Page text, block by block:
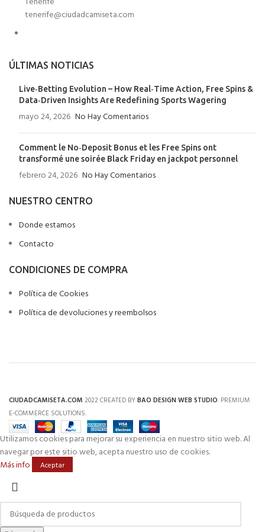
tenerife@ciudadcamiseta.com
ÚLTIMAS NOTICIAS
Live‑Betting Evolution – How Real‑Time Action, Free Spins &
Data‑Driven Insights Are Redefining Sports Wagering
mayo 24, 2026 No Hay Comentarios
Comment le No‑Deposit Bonus et les Free Spins ont
transformé une soirée Black Friday en jackpot personnel
febrero 24, 2026 No Hay Comentarios
NUESTRO CENTRO
Donde estamos
Contacto
CONDICIONES DE COMPRA
Política de Cookies
Política de devoluciones y reembolsos
CIUDADCAMISETA.COM 2022 CREATED BYBAO DESIGN WEB STUDIO. PREMIUM
E-COMMERCE SOLUTIONS.
Utilizamos cookies para mejorar su experiencia en nuestro sitio web. Al
navegar por este sitio web, acepta nuestro uso de cookies.
Más info
Aceptar